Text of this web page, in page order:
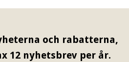
och rabatterna,
12 nyhetsbrev per år.